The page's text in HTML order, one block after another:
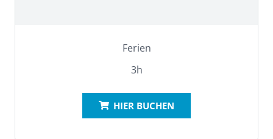
Termine Gruppenkurse Ferien:
Weihnachten 1:ab 26.12.2025, ab 29.12.2025 (nur
Weihnachten 2:ab 02.01.2026
Ferien
3h
HIER BUCHEN